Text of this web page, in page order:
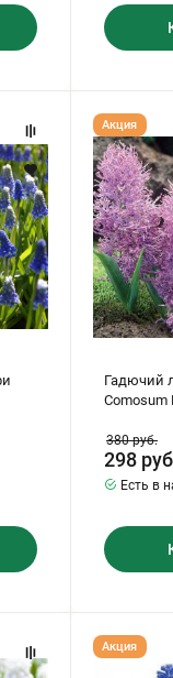
саженцы
травы
Гадючий
лук
"Мускари
Comosum
Plumosum"
(5
штук)
Гадючий
Comosum
Акция
380руб.
298
Есть в
Гадючий
лук
Акция